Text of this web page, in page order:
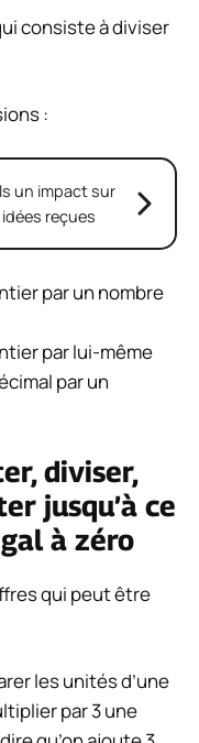
consiste à diviser
:
un impact sur
reçues
par un nombre
par lui-même
par un
diviser,
jusqu’à ce
à zéro
qui peut être
les unités d’une
par 3 une